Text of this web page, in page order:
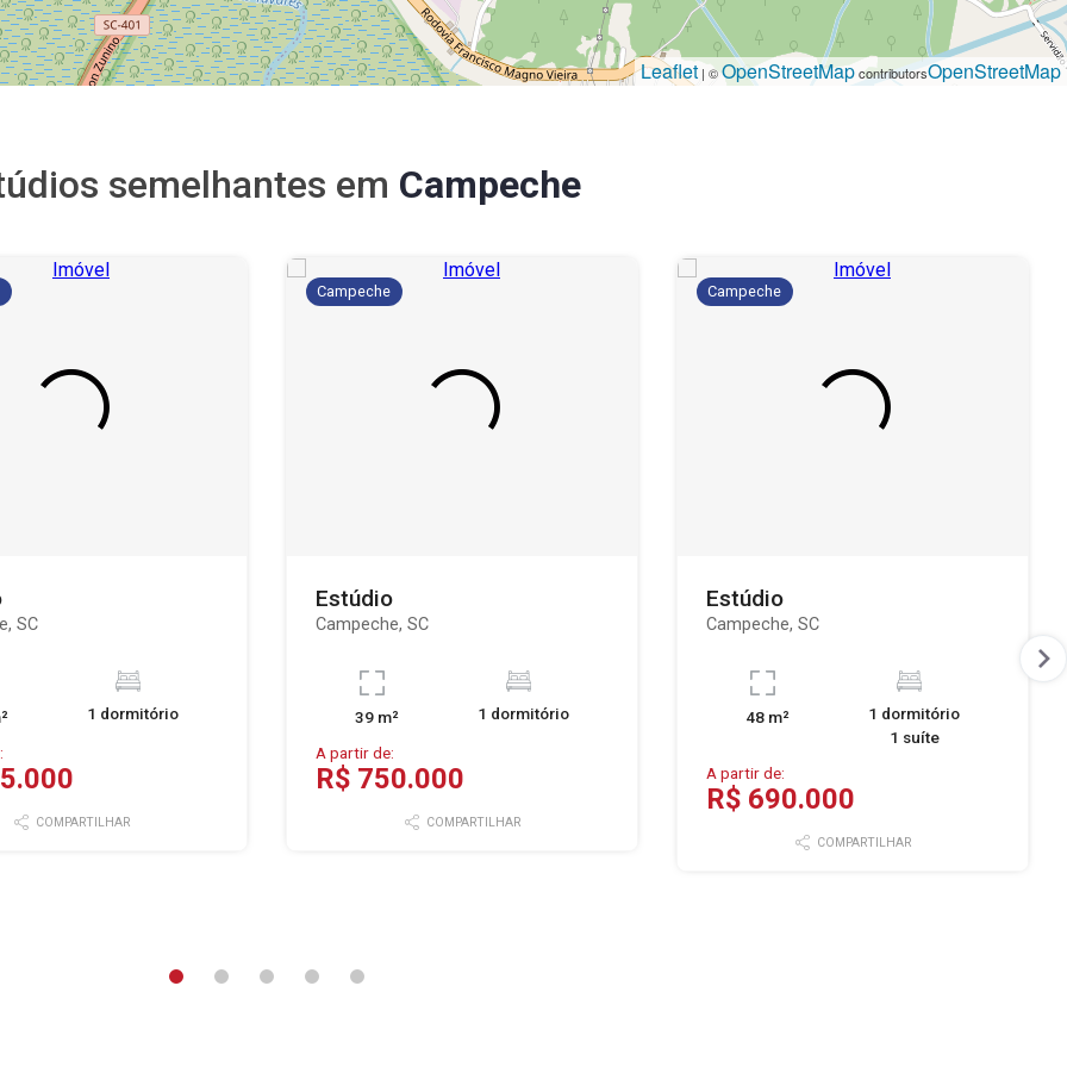
Leaflet | ©OpenStreetMapcontributorsOpenStreetMap
semelhantes em Campeche
SC
1 dormitório
COMPARTILHAR
Campeche
Estúdio
Campeche, SC
39 m² 1 dormitório
A partir de:
R$ 750.000
COMPARTILHAR
Campeche
Estúdio
Campeche, SC
48 m²
1 dormitório
1 suíte
A partir de:
R$ 690.000
COMPARTILHAR